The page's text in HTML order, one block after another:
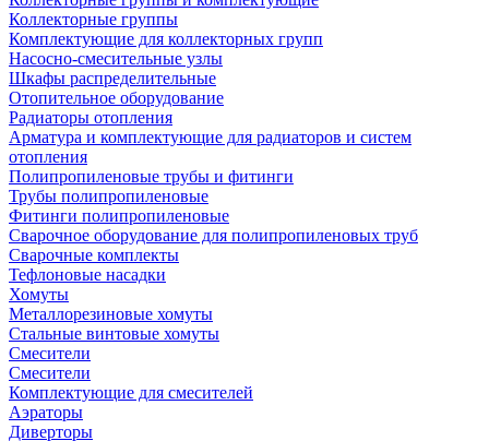
Коллекторные группы
Комплектующие для коллекторных групп
Насосно-смесительные узлы
Шкафы распределительные
Отопительное оборудование
Радиаторы отопления
Арматура и комплектующие для радиаторов и систем
отопления
Полипропиленовые трубы и фитинги
Трубы полипропиленовые
Фитинги полипропиленовые
Сварочное оборудование для полипропиленовых труб
Сварочные комплекты
Тефлоновые насадки
Хомуты
Металлорезиновые хомуты
Стальные винтовые хомуты
Смесители
Смесители
Комплектующие для смесителей
Аэраторы
Диверторы